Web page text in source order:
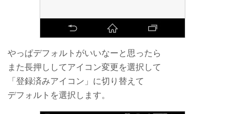
やっぱデフォルトがいいなーと思ったら
また長押ししてアイコン変更を選択して
「登録済みアイコン」に切り替えて
デフォルトを選択します。